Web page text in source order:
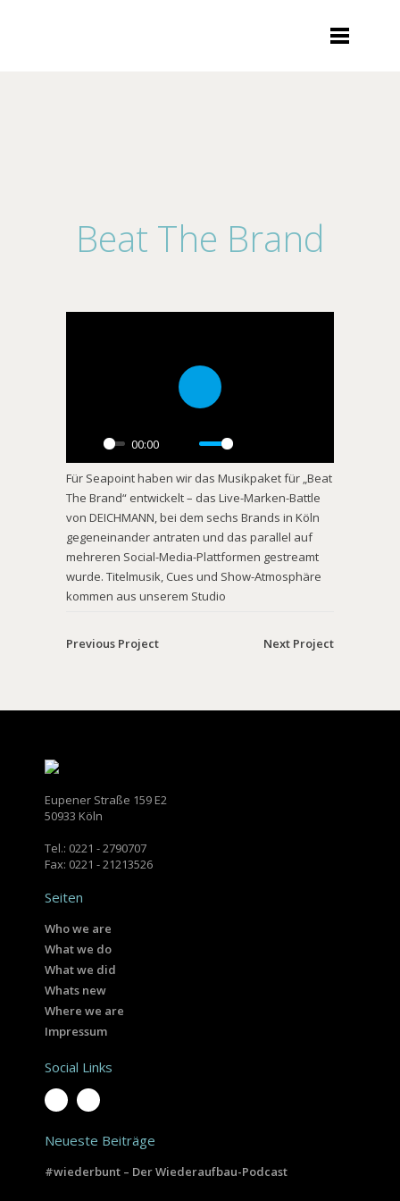
Beat The Brand
Play
00:00
Mute
Settings
PIP
Enter
fullscreen
Play
Für Seapoint haben wir das Musikpaket für „Beat
The Brand“ entwickelt – das Live-Marken-Battle
von DEICHMANN, bei dem sechs Brands in Köln
gegeneinander antraten und das parallel auf
mehreren Social-Media-Plattformen gestreamt
wurde. Titelmusik, Cues und Show-Atmosphäre
kommen aus unserem Studio
Previous Project Next Project
Eupener Straße 159 E2
50933 Köln
Tel.: 0221 - 2790707
Fax: 0221 - 21213526
Seiten
Who we are
What we do
What we did
Whats new
Where we are
Impressum
Social Links
Neueste Beiträge
#wiederbunt – Der Wiederaufbau-Podcast